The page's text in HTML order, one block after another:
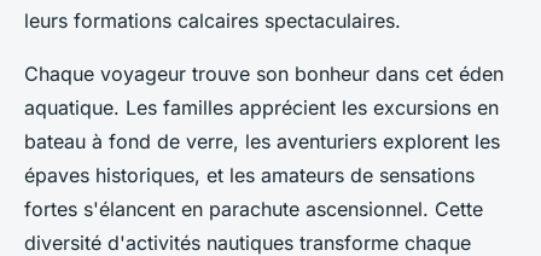
leurs formations calcaires spectaculaires.
Chaque voyageur trouve son bonheur dans cet éden
aquatique. Les familles apprécient les excursions en
bateau à fond de verre, les aventuriers explorent les
épaves historiques, et les amateurs de sensations
fortes s'élancent en parachute ascensionnel. Cette
diversité d'activités nautiques transforme chaque